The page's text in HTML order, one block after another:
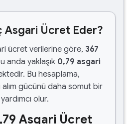
Asgari Ücret Eder?
ücret verilerine göre, 367
anda yaklaşık 0,79 asgari
Bu hesaplama,
alım gücünü daha somut bir
olur.
Asgari Ücret